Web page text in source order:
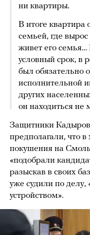
ни квартиры.
В итоге квартира
семьей, где
живет его
условный срок, в
был обязательно
исполнительной
других
он находиться не
Защитники
предполагали, что в
покушения на
«подобрали
разыскав в своих
уже судили по
устройством».